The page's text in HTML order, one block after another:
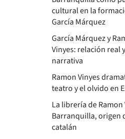
cultural en la
García Márquez
García Márquez y
Vinyes: relación real
narrativa
Ramon Vinyes
teatro y el olvido en
La librería de Ramon
Barranquilla, origen
catalán